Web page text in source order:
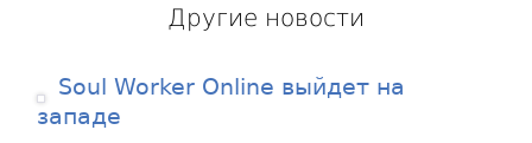
Другие новости
Soul Worker Online выйдет на
западе